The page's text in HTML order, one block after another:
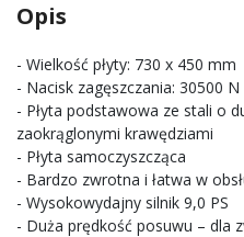
Opis
- Wielkość płyty: 730 x 450 mm
- Nacisk zagęszczania: 30500 N
- Płyta podstawowa ze stali o
zaokrąglonymi krawędziami
- Płyta samoczyszcząca
- Bardzo zwrotna i łatwa w
- Wysokowydajny silnik 9,0 PS
- Duża prędkość posuwu – dla